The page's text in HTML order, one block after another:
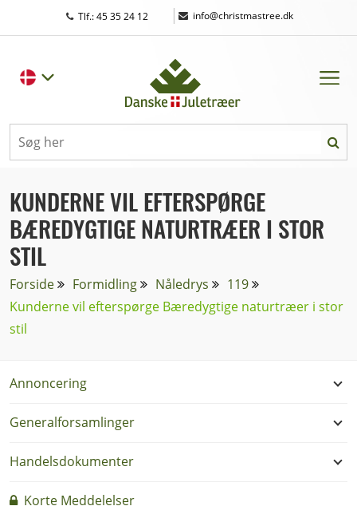
Tlf.: 45 35 24 12 | info@christmastree.dk
KUNDERNE VIL EFTERSPØRGE
BÆREDYGTIGE NATURTRÆER I STOR
STIL
Forside Formidling Nåledrys
119
Kunderne vil efterspørge Bæredygtige naturtræer i stor
stil
Annoncering
Generalforsamlinger
Handelsdokumenter
Korte Meddelelser